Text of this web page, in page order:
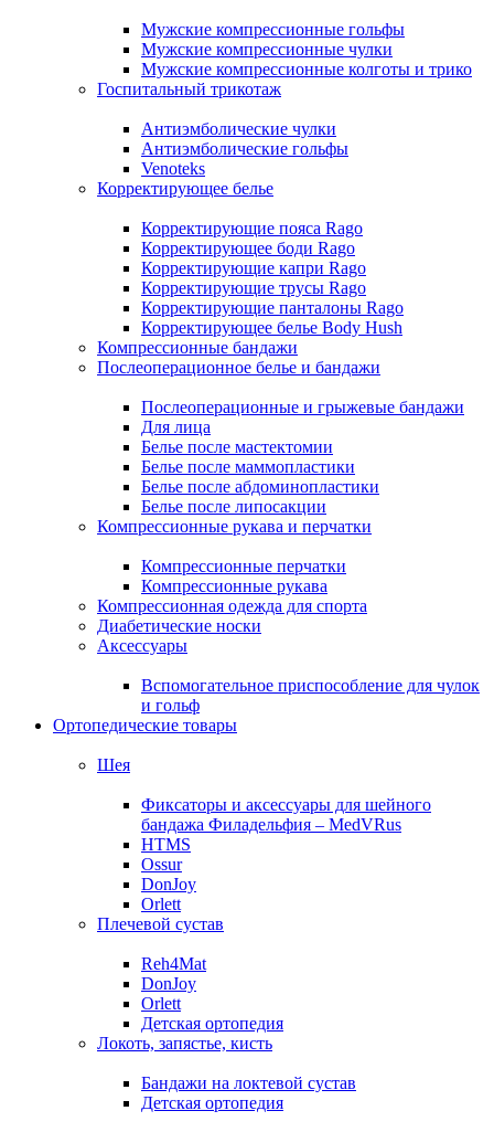
Мужские компрессионные гольфы
Мужские компрессионные чулки
Мужские компрессионные колготы и трико
Госпитальный трикотаж
Антиэмболические чулки
Антиэмболические гольфы
Venoteks
Корректирующее белье
Корректирующие пояса Rago
Корректирующее боди Rago
Корректирующие капри Rago
Корректирующие трусы Rago
Корректирующие панталоны Rago
Корректирующее белье Body Hush
Компрессионные бандажи
Послеоперационное белье и бандажи
Послеоперационные и грыжевые бандажи
Для лица
Белье после мастектомии
Белье после маммопластики
Белье после абдоминопластики
Белье после липосакции
Компрессионные рукава и перчатки
Компрессионные перчатки
Компрессионные рукава
Компрессионная одежда для спорта
Диабетические носки
Аксессуары
Вспомогательное приспособление для чулок
и гольф
Ортопедические товары
Шея
Фиксаторы и аксессуары для шейного
бандажа Филадельфия – MedVRus
HTMS
Ossur
DonJoy
Orlett
Плечевой сустав
Reh4Mat
DonJoy
Orlett
Детская ортопедия
Локоть, запястье, кисть
Бандажи на локтевой сустав
Детская ортопедия